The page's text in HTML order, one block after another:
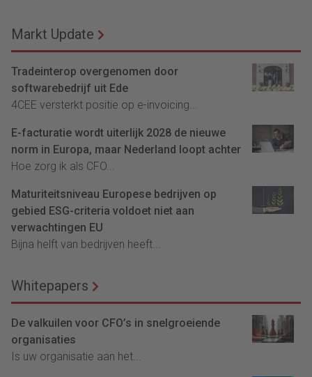
Markt Update
Tradeinterop overgenomen door
softwarebedrijf uit Ede
4CEE versterkt positie op e-invoicing...
E-facturatie wordt uiterlijk 2028 de nieuwe
norm in Europa, maar Nederland loopt achter
Hoe zorg ik als CFO...
Maturiteitsniveau Europese bedrijven op
gebied ESG-criteria voldoet niet aan
verwachtingen EU
Bijna helft van bedrijven heeft...
Whitepapers
De valkuilen voor CFO’s in snelgroeiende
organisaties
Is uw organisatie aan het...